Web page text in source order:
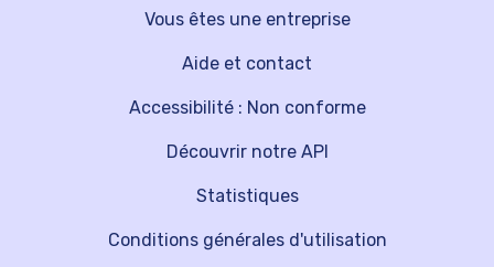
Vous êtes une entreprise
Découvrir notre API
Aide et contact
Statistiques
Accessibilité : Non conforme
Conditions générales d'utilisation